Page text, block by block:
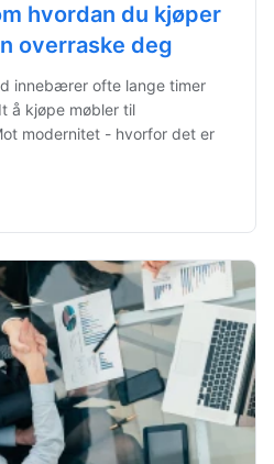
hvordan du kjøper
overraske deg
innebærer ofte lange timer
å kjøpe møbler til
modernitet - hvorfor det er